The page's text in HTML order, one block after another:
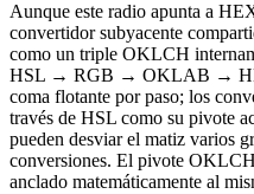
Aunque este radio apunta a
convertidor subyacente
como un triple OKLCH
HSL → RGB → OKLAB →
coma flotante por paso; los
través de HSL como su pivote
pueden desviar el matiz varios
conversiones. El pivote
anclado matemáticamente al